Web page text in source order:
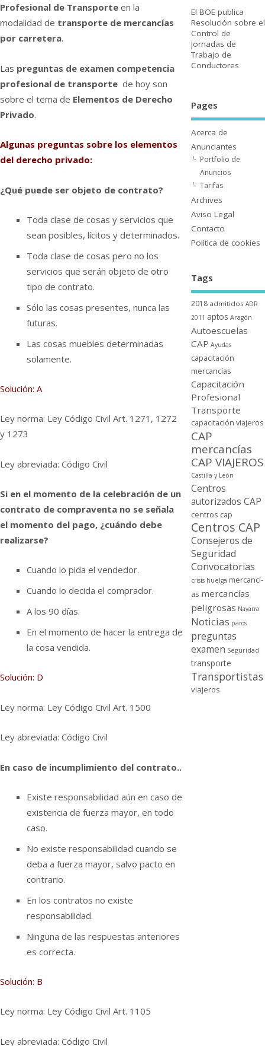
Profesional de Transporte en la
modalidad de transporte de mercancí­as
por carretera.
Las preguntas de examen competencia
profesional de transporte de hoy son
sobre el tema de Elementos de Derecho
Privado.
Algunas preguntas sobre los elementos
del derecho privado:
¿Qué puede ser objeto de contrato?
Toda clase de cosas y servicios que
sean posibles, lí­citos y determinados.
Toda clase de cosas pero no los
servicios que serán objeto de otro
tipo de contrato.
Sólo las cosas presentes, nunca las
futuras.
Las cosas muebles determinadas
solamente.
Solución: A
Ley norma: Ley Código Civil Art. 1271, 1272
y 1273
Ley abreviada: Código Civil
Si en el momento de la celebración de un
contrato de compraventa no se señala
el momento del pago, ¿cuándo debe
realizarse?
Cuando lo pida el vendedor.
Cuando lo decida el comprador.
A los 90 dí­as.
En el momento de hacer la entrega de
la cosa vendida.
Solución: D
Ley norma: Ley Código Civil Art. 1500
Ley abreviada: Código Civil
En caso de incumplimiento del contrato..
Existe responsabilidad aún en caso de
existencia de fuerza mayor, en todo
caso.
No existe responsabilidad cuando se
deba a fuerza mayor, salvo pacto en
contrario.
En los contratos no existe
responsabilidad.
Ninguna de las respuestas anteriores
es correcta.
Solución: B
Ley norma: Ley Código Civil Art. 1105
Ley abreviada: Código Civil
El BOE publica
Resolución sobre el
Control de
Jornadas de
Trabajo de
Conductores
Pages
Acerca de
Anunciantes
Portfolio de
Anuncios
Tarifas
Archives
Aviso Legal
Contacto
Polí­tica de cookies
Tags
2018 admitidos ADR
2011 aptos Aragón
Autoescuelas
CAP Ayudas
capacitación
mercancí­as
Capacitación
Profesional
Transporte
capacitación viajeros
CAP
mercancí­as
CAP VIAJEROS
Castilla y León
Centros
autorizados CAP
centros cap
Centros CAP
Consejeros de
Seguridad
Convocatorias
crisis huelga mercancí­
as mercancí­as
peligrosas Navarra
Noticias paros
preguntas
examen Seguridad
transporte
Transportistas
viajeros